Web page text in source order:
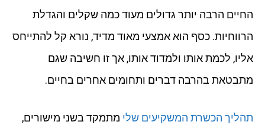
החיים הרבה יותר גדולים מעוד כמה שקלים והגדלת
הרווחיות. כסף הוא אמצעי מאוד מדיד, נורא קל להתייחס
אליו, לכמת אותו ולמדוד אותו, אך זו חשיבה שגם
מתבטאת בהרבה דברים ותחומים אחרים בחיים.
תהליך הכשרת המשקיעים שלי מתמקד בשני מישורים,